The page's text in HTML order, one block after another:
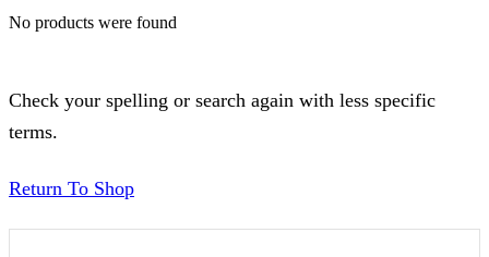
No products were found
Check your spelling or search again with less specific
terms.
Return To Shop